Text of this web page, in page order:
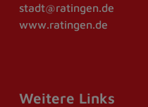
stadt@ratingen.de
www.ratingen.de
Weitere Links